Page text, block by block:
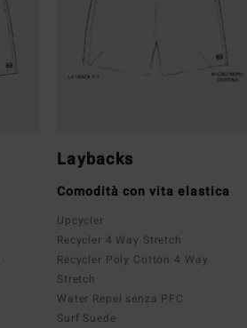
Laybacks
Comodità con vita elastica
Upcycler
Recycler 4 Way Stretch
Recycler Poly Cotton 4 Way
Stretch
Water Repel senza PFC
Surf Suede